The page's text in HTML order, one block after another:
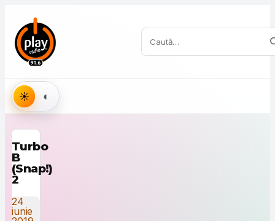
Caută:
Aspect
Turbo
B
(Snap!)
2
24
iunie